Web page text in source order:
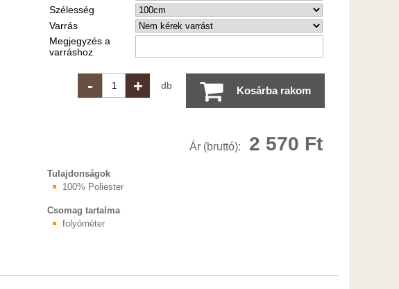
Szélesség
Varrás
Megjegyzés a
varráshoz
- + db Kosárba rakom
Ár (bruttó): 2 570 Ft
Tulajdonságok
100% Poliester
Csomag tartalma
folyóméter